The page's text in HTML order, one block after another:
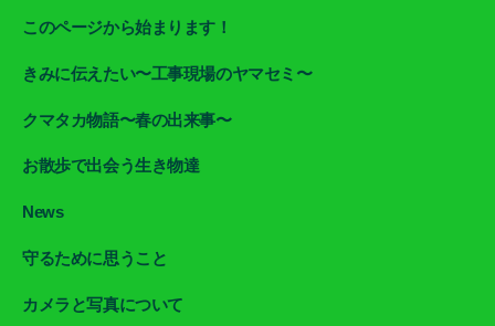
このページから始まります！
きみに伝えたい〜工事現場のヤマセミ〜
クマタカ物語〜春の出来事〜
お散歩で出会う生き物達
News
守るために思うこと
カメラと写真について